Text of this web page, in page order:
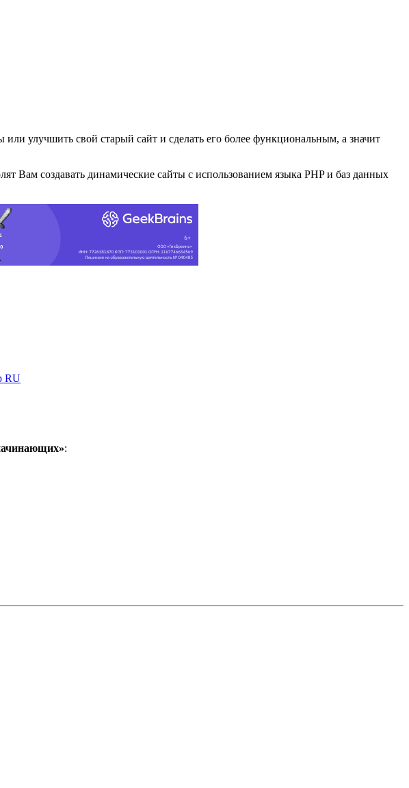
или улучшить свой старый сайт и сделать его более функциональным, а значит
Вам создавать динамические сайты с использованием языка PHP и баз данных
: